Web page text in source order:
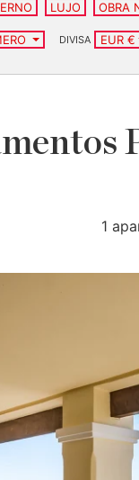
LUJO OBRA
DIVISA EUR €
1